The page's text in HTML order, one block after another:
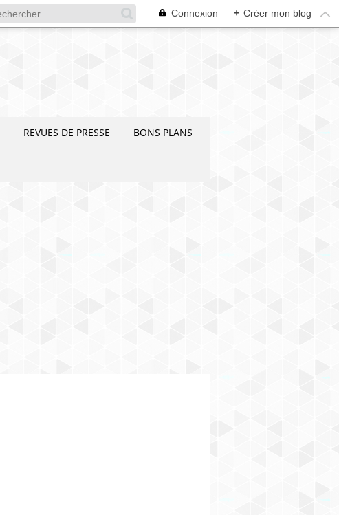
Connexion + Créer mon blog
REVUES DE PRESSE BONS PLANS